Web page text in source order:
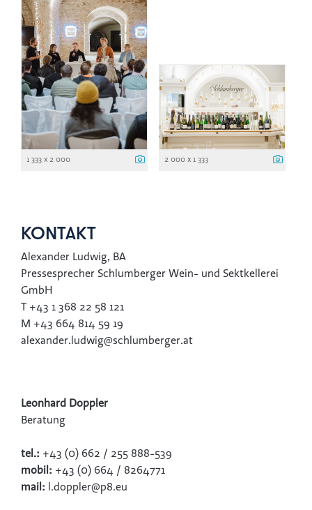
1 333 x 2 000 2 000 x 1 333
KONTAKT
Alexander Ludwig, BA
Pressesprecher Schlumberger Wein- und Sektkellerei
GmbH
T +43 1 368 22 58 121
M +43 664 814 59 19
alexander.ludwig@schlumberger.at
Leonhard Doppler
Beratung
tel.: +43 (0) 662 / 255 888-539
mobil: +43 (0) 664 / 8264771
mail: l.doppler@p8.eu